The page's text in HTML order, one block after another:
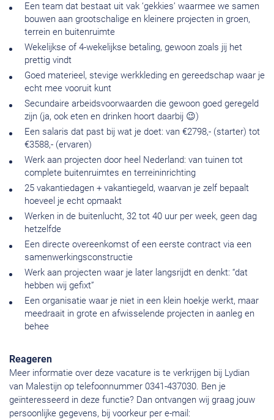
Een team dat bestaat uit vak ‘gekkies’ waarmee we samen
bouwen aan grootschalige en kleinere projecten in groen,
terrein en buitenruimte
Wekelijkse of 4-wekelijkse betaling, gewoon zoals jij het
prettig vindt
Goed materieel, stevige werkkleding en gereedschap waar je
echt mee vooruit kunt
Secundaire arbeidsvoorwaarden die gewoon goed geregeld
zijn (ja, ook eten en drinken hoort daarbij 😉)
Een salaris dat past bij wat je doet: van €2798,- (starter) tot
€3588,- (ervaren)
Werk aan projecten door heel Nederland: van tuinen tot
complete buitenruimtes en terreininrichting
25 vakantiedagen + vakantiegeld, waarvan je zelf bepaalt
hoeveel je echt opmaakt
Werken in de buitenlucht, 32 tot 40 uur per week, geen dag
hetzelfde
Een directe overeenkomst of een eerste contract via een
samenwerkingsconstructie
Werk aan projecten waar je later langsrijdt en denkt: “dat
hebben wij gefixt”
Een organisatie waar je niet in een klein hoekje werkt, maar
meedraait in grote en afwisselende projecten in aanleg en
behee
Reageren
Meer informatie over deze vacature is te verkrijgen bij Lydian
van Malestijn op telefoonnummer 0341-437030. Ben je
geïnteresseerd in deze functie? Dan ontvangen wij graag jouw
persoonlijke gegevens, bij voorkeur per e-mail: